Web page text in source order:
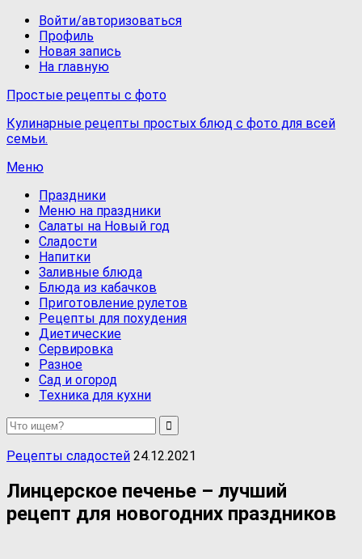
Войти/авторизоваться
Профиль
Новая запись
На главную
Простые рецепты с фото
Кулинарные рецепты простых блюд с фото для всей
семьи.
Меню
Праздники
Меню на праздники
Салаты на Новый год
Сладости
Напитки
Заливные блюда
Блюда из кабачков
Приготовление рулетов
Рецепты для похудения
Диетические
Сервировка
Разное
Сад и огород
Техника для кухни
Рецепты сладостей 24.12.2021
Линцерское печенье – лучший
рецепт для новогодних праздников